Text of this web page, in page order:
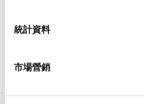
統計資料
市場營銷
電氣規範（額定照明部分）
環境規範